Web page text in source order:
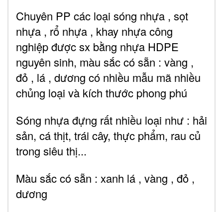
Chuyên PP các loại sóng nhựa , sọt
nhựa , rổ nhựa , khay nhựa công
nghiệp được sx bằng nhựa HDPE
nguyên sinh, màu sắc có sẵn : vàng ,
đỏ , lá , dương có nhiều mẫu mã nhiều
chủng loại và kích thước phong phú
Sóng nhựa đựng rất nhiều loại như : hải
sản, cá thịt, trái cây, thực phẩm, rau củ
trong siêu thị...
Màu sắc có sẵn : xanh lá , vàng , đỏ ,
dương